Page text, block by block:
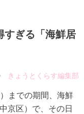
すぎる「海鮮居
きょうとくらす編集部
までの期間、海鮮
京区）で、その日